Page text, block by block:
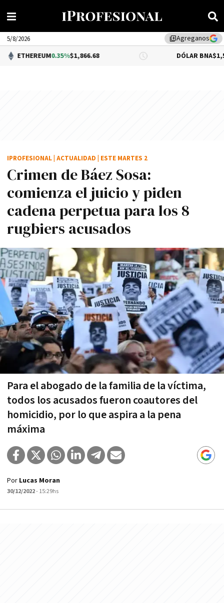
library_addAgreganos
5/8/2026
0.35%$1,866.68 DÓLAR BNA $1,515.00
Crimen de Báez Sosa:
comienza el juicio y piden
cadena perpetua para los 8
rugbiers acusados
Para el abogado de la familia de la víctima,
todos los acusados fueron coautores del
homicidio, por lo que aspira a la pena
máxima
IPROFESIONAL ACTUALIDAD ESTE MARTES 2
Por Lucas Moran
30/12/2022- 15:29hs